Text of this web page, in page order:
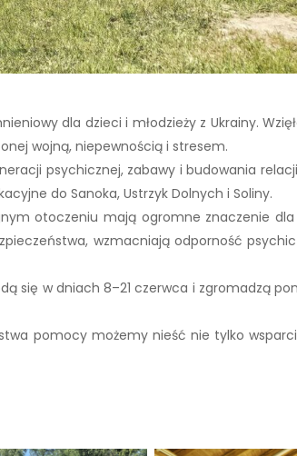
dla dzieci i młodzieży z Ukrainy.
wojną, niepewnością i stresem.
psychicznej, zabawy i budowania
do Sanoka, Ustrzyk Dolnych i Soliny.
otoczeniu mają ogromne znaczenie
wzmacniają odporność
się w dniach 8–21 czerwca i zgromadzą
pomocy możemy nieść nie tylko